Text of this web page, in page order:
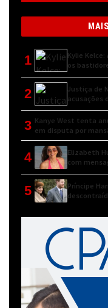
1
Kylie
os
encontro
2
Justiça de
acusações
Baldoni
3 Kanye West tenta
em disputa por
4
Elizabeth
com
conexão
5
Príncipe